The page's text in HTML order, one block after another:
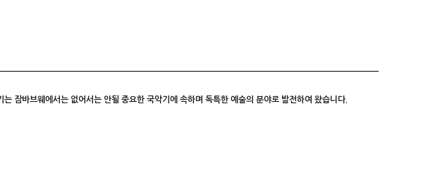
잠바브웨에서는 없어서는 안될 중요한 국악기에 속하며 독특한 예술의 분야로 발전하여 왔습니다.